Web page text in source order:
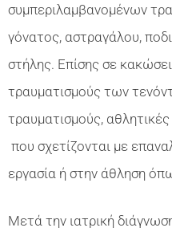
συμπεριλαμβανομένων
γόνατος, αστραγάλου,
στήλης. Επίσης σε
τραυματισμούς των
τραυματισμούς,
που σχετίζονται με
εργασία ή στην άθληση
Μετά την ιατρική